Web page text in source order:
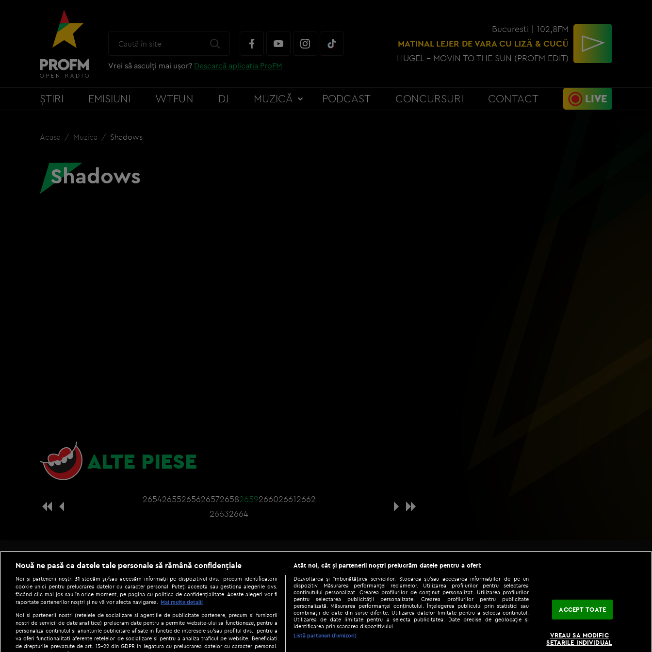
Vrei să asculți mai ușor? Descarcă aplicația ProFM
Bucuresti | 102,8FM
MATINAL LEJER DE VARA CU LIZÄ & CUCÜ
HUGEL - MOVIN TO THE SUN (PROFM EDIT)
ȘTIRI EMISIUNI WTFUN DJ MUZICĂ PODCAST CONCURSURI CONTACT LIVE
Acasa Muzica Shadows
Shadows
ALTE PIESE
265426552656265726582659266026612662
26632664
Be social
Copyright © 2026 / DIGI ROMANIA S.A.
Gestionați preferințele|Termeni și condiții|Politica de confidențialitate|
Nouă ne pasă ca datele tale personale să rămână confidențiale
Noi și partenerii noștri31 stocăm și/sau accesăm informații pe dispozitivul dvs., precum identificatorii
cookie unici pentru prelucrarea datelor cu caracter personal. Puteți accepta sau gestiona alegerile dvs.
făcând clic mai jos sau în orice moment, pe pagina cu politica de confidențialitate. Aceste alegeri vor fi
raportate partenerilor noștri și nu vă vor afecta navigarea.
Mai multe detalii
Noi si partenerii nostri (retelele de socializare si agentiile de publicitate partenere, precum si furnizorii
nostri de servicii de date analitice) prelucram date pentru a permite website-ului sa functioneze, pentru a
personaliza continutul si anunturile publicitare afisate in functie de interesele si/sau profilul dvs., pentru a
va oferi functionalitati aferente retelelor de socializare si pentru a analiza traficul pe website. Beneficiati
de drepturile prevazute de art. 15-22 din GDPR in legatura cu prelucrarea datelor cu caracter personal.
Atât noi, cât și partenerii noștri prelucrăm datele pentru a oferi:
Dezvoltarea și îmbunătățirea serviciilor. Stocarea și/sau accesarea informațiilor de pe un
dispozitiv. Măsurarea performanței reclamelor. Utilizarea profilurilor pentru selectarea
conținutului personalizat. Crearea profilurilor de conținut personalizat. Utilizarea profilurilor
pentru selectarea publicității personalizate. Crearea profilurilor pentru publicitate
personalizată. Măsurarea performanței conținutului. Înțelegerea publicului prin statistici sau
combinații de date din surse diferite. Utilizarea datelor limitate pentru a selecta conținutul.
Utilizarea de date limitate pentru a selecta publicitatea. Date precise de geolocație și
identificarea prin scanarea dispozitivului.
Listă parteneri (furnizori)
ACCEPT TOATE
VREAU SA MODIFIC
SETARILE INDIVIDUAL